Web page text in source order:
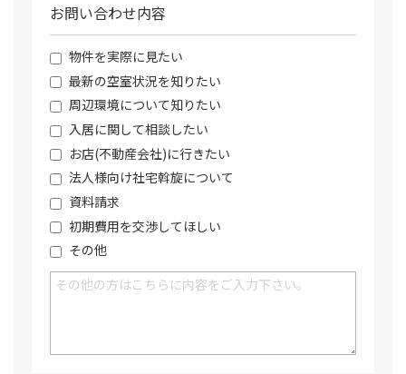
お問い合わせ内容
物件を実際に見たい
最新の空室状況を知りたい
周辺環境について知りたい
入居に関して相談したい
お店(不動産会社)に行きたい
法人様向け社宅斡旋について
資料請求
初期費用を交渉してほしい
その他